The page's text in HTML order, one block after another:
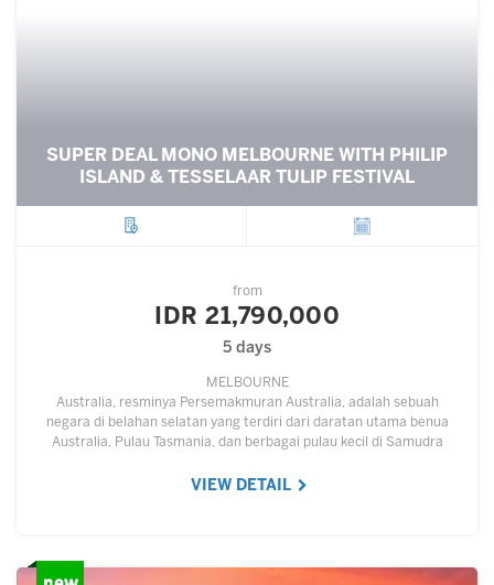
SUPER DEAL MONO MELBOURNE WITH PHILIP
ISLAND & TESSELAAR TULIP FESTIVAL
from
IDR 21,790,000
5 days
MELBOURNE
Australia, resminya Persemakmuran Australia, adalah sebuah
negara di belahan selatan yang terdiri dari daratan utama benua
Australia, Pulau Tasmania, dan berbagai pulau kecil di Samudra
VIEW DETAIL